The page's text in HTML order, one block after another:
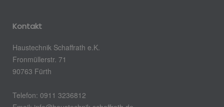
Kontakt
Haustechnik Schaffrath e.K.
Fronmüllerstr. 71
90763 Fürth
Telefon: 0911 3236812